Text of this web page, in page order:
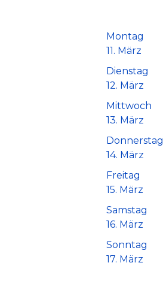
Montag
11. März
Dienstag
12. März
Mittwoch
13. März
Donnerstag
14. März
Freitag
15. März
Samstag
16. März
Sonntag
17. März